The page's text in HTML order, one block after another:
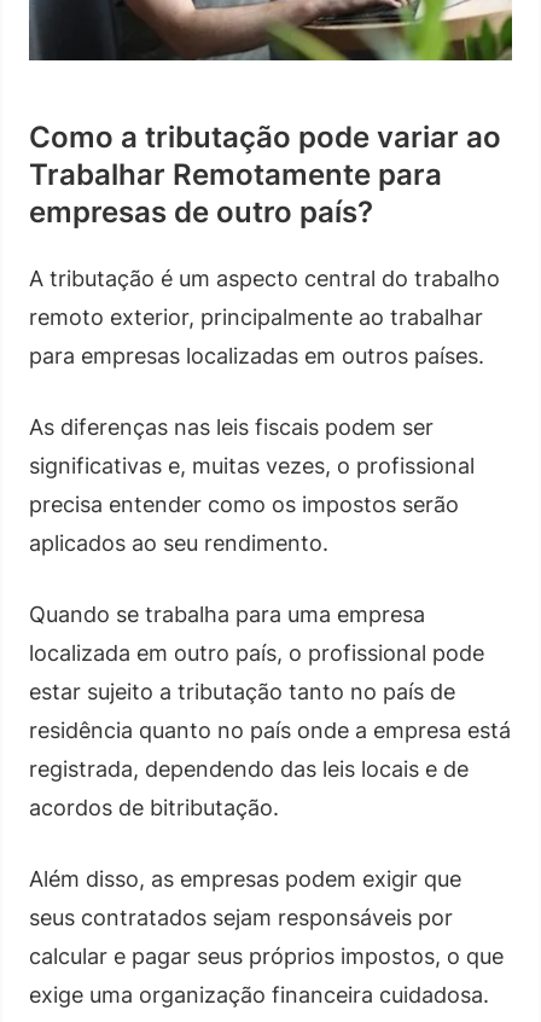
Como a tributação pode variar ao
Trabalhar Remotamente para
empresas de outro país?
A tributação é um aspecto central do trabalho
remoto exterior, principalmente ao trabalhar
para empresas localizadas em outros países.
As diferenças nas leis fiscais podem ser
significativas e, muitas vezes, o profissional
precisa entender como os impostos serão
aplicados ao seu rendimento.
Quando se trabalha para uma empresa
localizada em outro país, o profissional pode
estar sujeito a tributação tanto no país de
residência quanto no país onde a empresa está
registrada, dependendo das leis locais e de
acordos de bitributação.
Além disso, as empresas podem exigir que
seus contratados sejam responsáveis por
calcular e pagar seus próprios impostos, o que
exige uma organização financeira cuidadosa.